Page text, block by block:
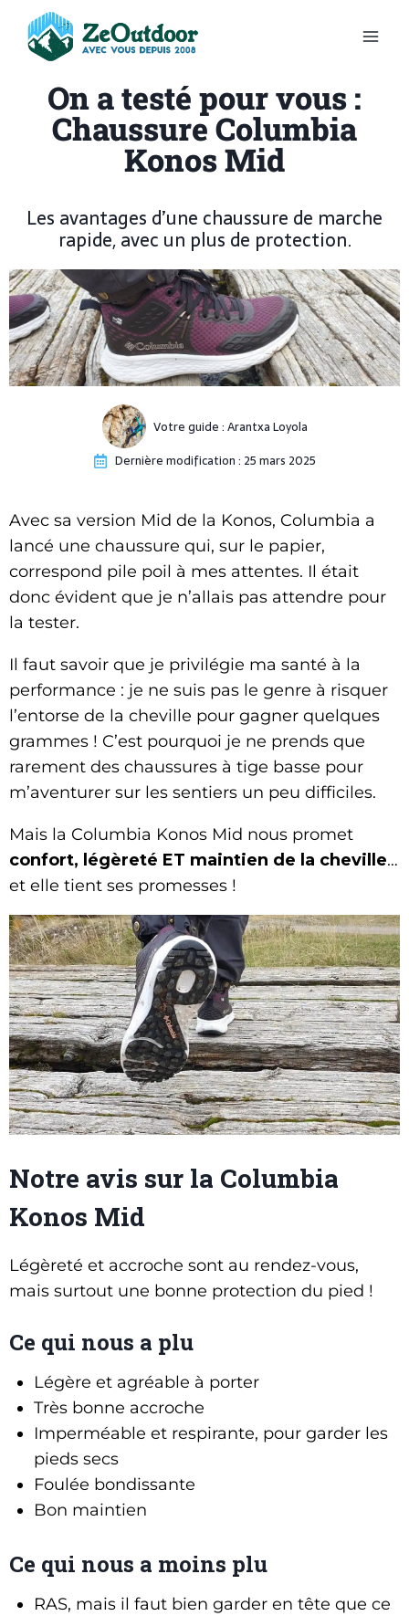
On a testé pour vous :
Chaussure Columbia
Konos Mid
Les avantages d’une chaussure de marche
rapide, avec un plus de protection.
Votre guide :Arantxa Loyola
Dernière modification : 25 mars 2025
Avec sa version Mid de la Konos, Columbia a
lancé une chaussure qui, sur le papier,
correspond pile poil à mes attentes. Il était
donc évident que je n’allais pas attendre pour
la tester.
Il faut savoir que je privilégie ma santé à la
performance : je ne suis pas le genre à risquer
l’entorse de la cheville pour gagner quelques
grammes ! C’est pourquoi je ne prends que
rarement des chaussures à tige basse pour
m’aventurer sur les sentiers un peu difficiles.
Mais la Columbia Konos Mid nous promet
confort, légèreté ET maintien de la cheville…
et elle tient ses promesses !
Notre avis sur la Columbia
Konos Mid
Légèreté et accroche sont au rendez-vous,
mais surtout une bonne protection du pied !
Ce qui nous a plu
Légère et agréable à porter
Très bonne accroche
Imperméable et respirante, pour garder les
pieds secs
Foulée bondissante
Bon maintien
Ce qui nous a moins plu
RAS, mais il faut bien garder en tête que ce